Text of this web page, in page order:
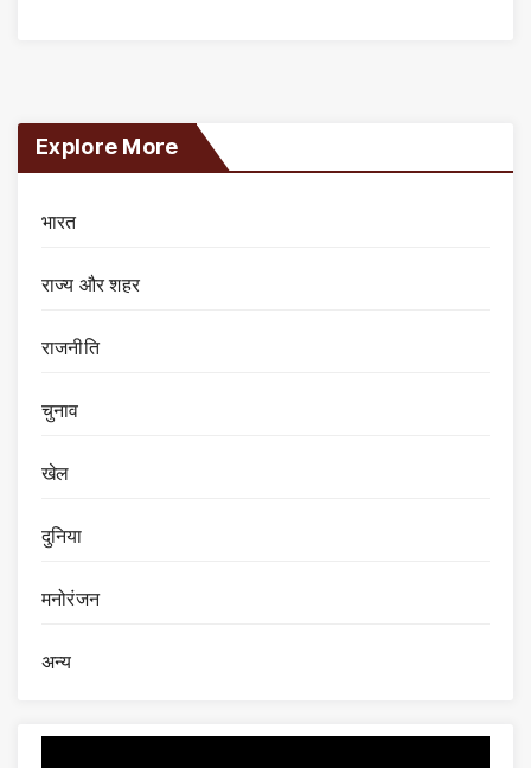
Explore More
भारत
राज्य और शहर
राजनीति
चुनाव
खेल
दुनिया
मनोरंजन
अन्य